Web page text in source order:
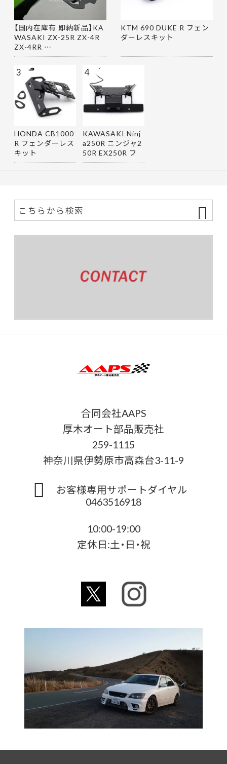
【国内在庫有 即納新品】KA
WASAKI ZX-25R ZX-4R
ZX-4RR …
KTM 690 DUKE R フェン
ダーレスキット
HONDA CB1000
R フェンダーレス
キット
3
KAWASAKI Ninj
a250R ニンジャ2
50R EX250R フ
ェンダーレス…
4
合同会社AAPS
厚木オート部品販売社
259-1115
神奈川県伊勢原市高森台3-11-9
お客様専用サポートダイヤル
0463516918
10:00-19:00
定休日:土・日・祝